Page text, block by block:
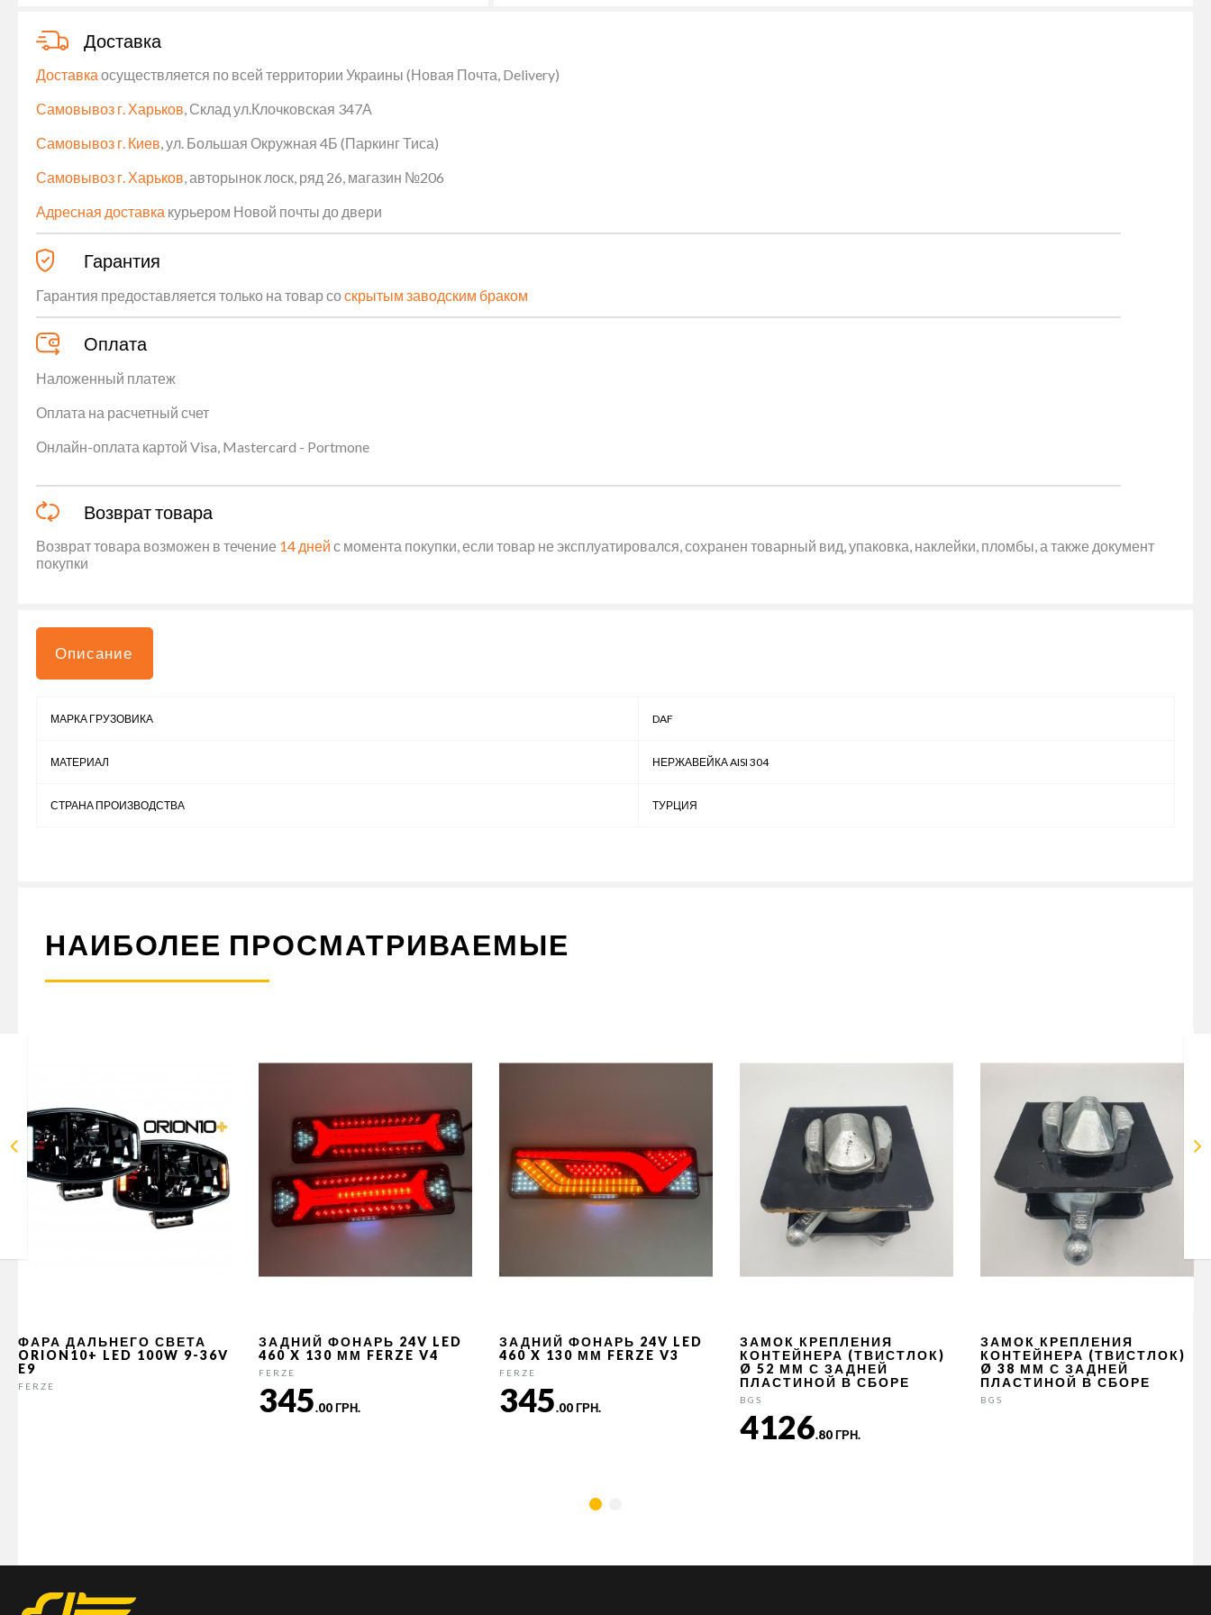
Доставка
Доставка осуществляется по всей территории Украины (Новая Почта, Delivery)
Самовывоз г. Харьков , Склад ул.Клочковская 347А
Самовывоз г. Киев , ул. Большая Окружная 4Б (Паркинг Тиса)
Самовывоз г. Харьков , авторынок лоск, ряд 26, магазин №206
Адресная доставка курьером Новой почты до двери
Гарантия
Гарантия предоставляется только на товар соскрытым заводским браком
Оплата
Наложенный платеж
Оплата на расчетный счет
Онлайн-оплата картой Visa, Mastercard - Portmone
Возврат товара
Возврат товара возможен в течение 14 дней с момента покупки, если товар не эксплуатировался, сохранен товарный вид, упаковка, наклейки, пломбы, а также документ
покупки
Описание
МАРКА ГРУЗОВИКА DAF
МАТЕРИАЛ НЕРЖАВЕЙКА AISI 304
СТРАНА ПРОИЗВОДСТВА ТУРЦИЯ
НАИБОЛЕЕ ПРОСМАТРИВАЕМЫЕ
ФАРА ДАЛЬНЕГО СВЕТА
ORION10+ LED 100W 9-36V
E9
FERZE
ЗАДНИЙ ФОНАРЬ 24V LED
460 X 130 ММ FERZE V4
FERZE
345.00 ГРН.
ЗАДНИЙ ФОНАРЬ 24V LED
460 X 130 ММ FERZE V3
FERZE
345.00 ГРН.
ЗАМОК КРЕПЛЕНИЯ
КОНТЕЙНЕРА (ТВИСТЛОК)
Ø 52 ММ С ЗАДНЕЙ
ПЛАСТИНОЙ В СБОРЕ
BGS
4126.80 ГРН.
ЗАМОК КРЕПЛЕНИЯ
КОНТЕЙНЕРА (ТВИСТЛОК)
Ø 38 ММ С ЗАДНЕЙ
ПЛАСТИНОЙ В СБОРЕ
BGS